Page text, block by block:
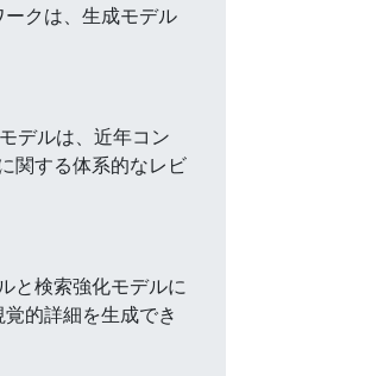
クは、生成モデル
デルは、近年コン
関する体系的なレビ
と検索強化モデルに
的詳細を生成でき